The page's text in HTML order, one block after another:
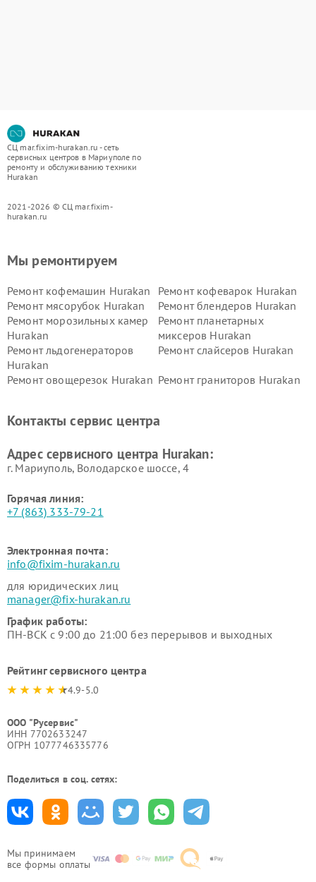
СЦ mar.fixim-hurakan.ru - сеть
сервисных центров в Мариуполе по
ремонту и обслуживанию техники
Hurakan
2021-2026 © СЦ mar.fixim-
hurakan.ru
Мы принимаем
все формы оплаты
Мы ремонтируем
Ремонт кофемашин Hurakan
Ремонт кофеварок Hurakan
Ремонт мясорубок Hurakan
Ремонт блендеров Hurakan
Ремонт морозильных камер
Hurakan
Ремонт планетарных
миксеров Hurakan
Ремонт льдогенераторов
Hurakan
Ремонт слайсеров Hurakan
Ремонт овощерезок Hurakan Ремонт граниторов Hurakan
Hurakan
Контакты сервис центра
Адрес сервисного центра Hurakan:
г. Мариуполь, Володарское шоссе, 4
Горячая линия:
+7 (863) 333-79-21
Электронная почта:
info@fixim-hurakan.ru
для юридических лиц
manager@fix-hurakan.ru
График работы:
ПН-ВСК с 9:00 до 21:00 без перерывов и выходных
Рейтинг сервисного центра
4.9-5.0
ООО "Русервис"
ИНН 7702633247
ОГРН 1077746335776
Поделиться в соц. сетях: